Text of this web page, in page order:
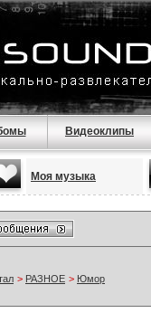
Видеоклипы
Моя музыка
> РАЗНОЕ > Юмор